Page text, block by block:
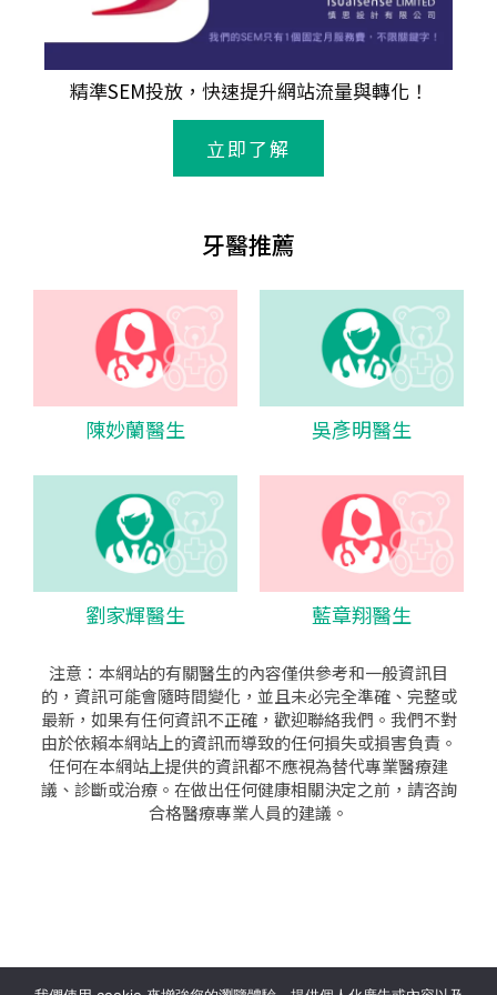
精準SEM投放，快速提升網站流量與轉化！
立即了解
牙醫推薦
陳妙蘭醫生 吳彥明醫生
劉家輝醫生 藍章翔醫生
注意：本網站的有關醫生的內容僅供參考和一般資訊目
的，資訊可能會隨時間變化，並且未必完全準確、完整或
最新，如果有任何資訊不正確，歡迎聯絡我們。我們不對
由於依賴本網站上的資訊而導致的任何損失或損害負責。
任何在本網站上提供的資訊都不應視為替代專業醫療建
議、診斷或治療。在做出任何健康相關決定之前，請咨詢
合格醫療專業人員的建議。